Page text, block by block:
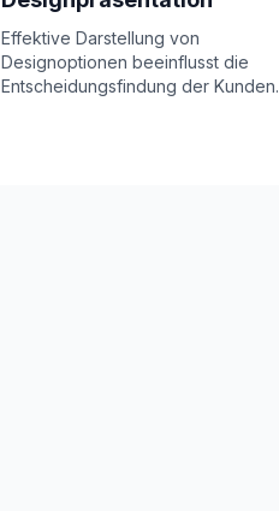
Effektive Darstellung von
Designoptionen beeinflusst die
Entscheidungsfindung der Kunden.